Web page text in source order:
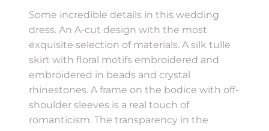
Some incredible details in this wedding
dress. An A-cut design with the most
exquisite selection of materials. A silk tulle
skirt with floral motifs embroidered and
embroidered in beads and crystal
rhinestones. A frame on the bodice with off-
shoulder sleeves is a real touch of
romanticism. The transparency in the